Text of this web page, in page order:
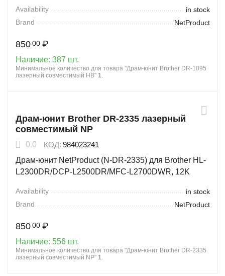
Availability
in stock
Brand
NetProduct
850 00 ₽
Наличие: 387 шт.
Минимальное количество для товара "Драм-юнит Brother DR-1095
лазерный совместимый HB" 1.
Драм-юнит Brother DR-2335 лазерный
совместимый NP
0.0 КОД: 984023241
Драм-юнит NetProduct (N-DR-2335) для Brother HL-
L2300DR/DCP-L2500DR/MFC-L2700DWR, 12K
Availability
in stock
Brand
NetProduct
850 00 ₽
Наличие: 556 шт.
Минимальное количество для товара "Драм-юнит Brother DR-2335
лазерный совместимый NP" 1.